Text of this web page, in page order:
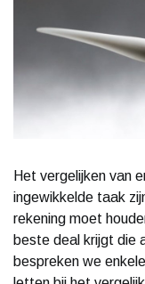
Het vergelijken van
ingewikkelde taak
rekening moet
beste deal krijgt die
bespreken we